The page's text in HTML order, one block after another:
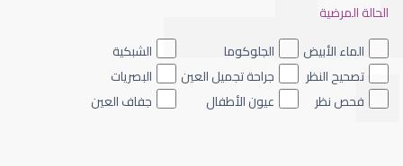
ضعف نظر العين اليسرى
الحالة المرضية
الماء الأبيض
الجلوكوما
الشبكية
تصحيح النظر
جراحة تجميل العين
البصريات
فحص نظر
عيون الأطفال جفاف العين